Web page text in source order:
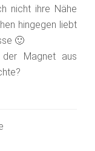
nicht ihre Nähe
hingegen liebt
🙂
Magnet aus